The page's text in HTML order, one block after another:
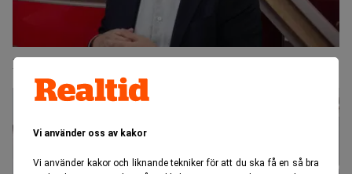
Vi använder oss av kakor
Vi använder kakor och liknande tekniker för att du ska få en så bra
Därför blir du aldrig nöjd med dina köp